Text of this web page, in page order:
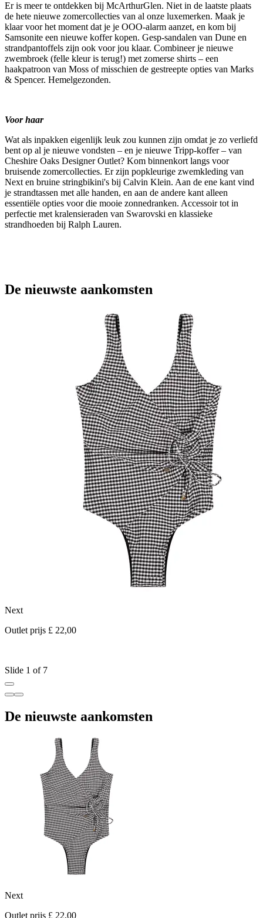
Er is meer te ontdekken bij McArthurGlen. Niet in de laatste plaats
de hete nieuwe zomercollecties van al onze luxemerken. Maak je
klaar voor het moment dat je je OOO-alarm aanzet, en kom bij
Samsonite een nieuwe koffer kopen. Gesp-sandalen van Dune en
strandpantoffels zijn ook voor jou klaar. Combineer je nieuwe
zwembroek (felle kleur is terug!) met zomerse shirts – een
haakpatroon van Moss of misschien de gestreepte opties van Marks
& Spencer. Hemelgezonden.
Voor haar
Wat als inpakken eigenlijk leuk zou kunnen zijn omdat je zo verliefd
bent op al je nieuwe vondsten – en je nieuwe Tripp-koffer – van
Cheshire Oaks Designer Outlet? Kom binnenkort langs voor
bruisende zomercollecties. Er zijn popkleurige zwemkleding van
Next en bruine stringbikini's bij Calvin Klein. Aan de ene kant vind
je strandtassen met alle handen, en aan de andere kant alleen
essentiële opties voor die mooie zonnedranken. Accessoir tot in
perfectie met kralensieraden van Swarovski en klassieke
strandhoeden bij Ralph Lauren.
De nieuwste aankomsten
Next
Outlet prijs £ 22,00
Slide 1 of 7
De nieuwste aankomsten
Next
Outlet prijs £ 22,00